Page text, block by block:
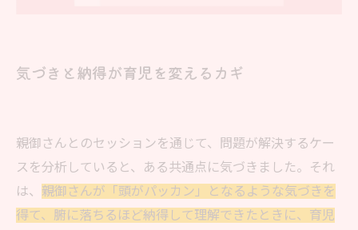
気づきと納得が育児を変えるカギ
親御さんとのセッションを通じて、問題が解決するケー
スを分析していると、ある共通点に気づきました。それ
は、 親御さんが「頭がパッカン」となるような気づきを
得て、腑に落ちるほど納得して理解できたときに、育児